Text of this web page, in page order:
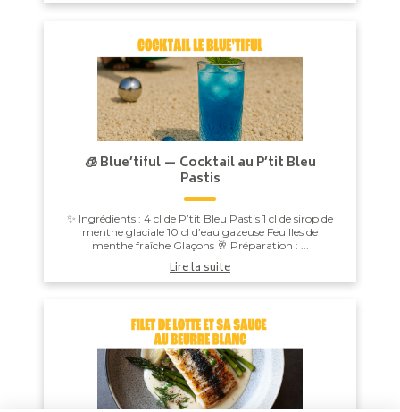
🧊 Blue’tiful — Cocktail au P’tit Bleu
Pastis
✨ Ingrédients : 4 cl de P’tit Bleu Pastis 1 cl de sirop de
menthe glaciale 10 cl d’eau gazeuse Feuilles de
menthe fraîche Glaçons 🥂 Préparation : ...
Lire la suite